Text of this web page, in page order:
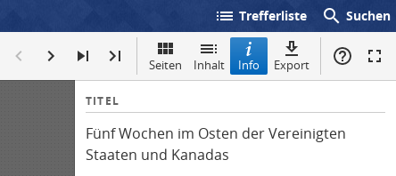
list Trefferliste search Suchen
Seiten Inhalt Info Export
I
f
o
TITEL
Fünf Wochen im Osten der Vereinigten
Staaten und Kanadas